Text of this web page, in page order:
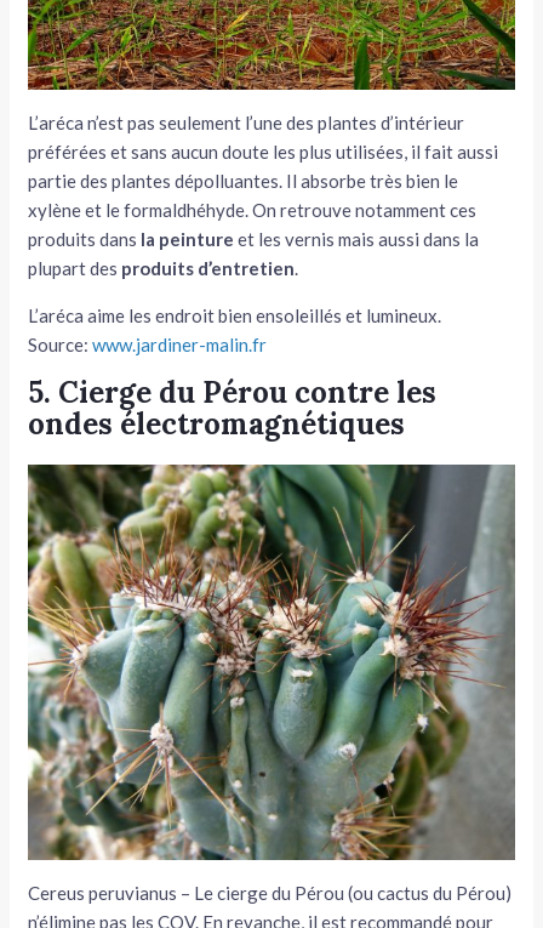
L’aréca n’est pas seulement l’une des plantes d’intérieur
préférées et sans aucun doute les plus utilisées, il fait aussi
partie des plantes dépolluantes. Il absorbe très bien le
xylène et le formaldhéhyde. On retrouve notamment ces
produits dans la peinture et les vernis mais aussi dans la
plupart des produits d’entretien.
L’aréca aime les endroit bien ensoleillés et lumineux.
Source:www.jardiner-malin.fr
5. Cierge du Pérou contre les
ondes électromagnétiques
Cereus peruvianus – Le cierge du Pérou (ou cactus du Pérou)
n’élimine pas les COV. En revanche, il est recommandé pour